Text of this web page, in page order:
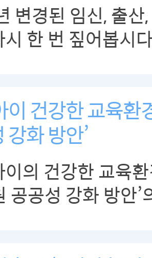
변경된 임신, 출산
시 한 번 짚어봅시
이 건강한 교육환
화 방안’
이의 건강한 교육
공공성 강화 방안